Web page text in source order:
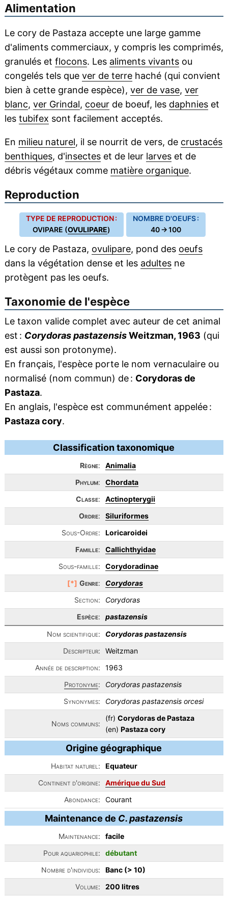
Alimentation
Le cory de Pastaza accepte une large gamme
d'aliments commerciaux, y compris les comprimés,
granulés et flocons. Les aliments vivantsou
congelés tels que ver de terrehaché (qui convient
bien à cette grande espèce), ver de vase, ver
blanc, ver Grindal, coeurde boeuf, les daphnieset
les tubifex sont facilement acceptés.
En milieu naturel, il se nourrit de vers, de crustacés
benthiques, d'insecteset de leur larveset de
débris végétaux comme matière organique.
Reproduction
TYPE DE REPRODUCTION :
OVIPARE (OVULIPARE)
NOMBRE D'OEUFS :
40 → 100
Le cory de Pastaza, ovulipare, pond des oeufs
dans la végétation dense et les adultesne
protègent pas les oeufs.
Taxonomie de l'espèce
Le taxon valide complet avec auteur de cet animal
est : Corydoras pastazensisWeitzman, 1963 (qui
est aussi son protonyme).
En français, l'espèce porte le nom vernaculaire ou
normalisé (nom commun) de : Corydoras de
Pastaza.
En anglais, l'espèce est communément appelée :
Pastaza cory.
Classification taxonomique
Règne:
Animalia
Phylum:
Chordata
Classe:
Actinopterygii
Ordre:
Siluriformes
Sous-Ordre:
Loricaroidei
Famille:
Callichthyidae
Sous-famille:
Corydoradinae
[*] Genre:
Corydoras
Section:
Corydoras
Espèce:
pastazensis
Nom scientifique:
Corydoras pastazensis
Descripteur:
Weitzman
Année de description:
1963
Protonyme:
Corydoras pastazensis
Synonymes:
Corydoras pastazensis orcesi
Noms communs:
(fr) Corydoras de Pastaza
(en) Pastaza cory
Origine géographique
Habitat naturel:
Equateur
Continent d'origine:
Amérique du Sud
Abondance:
Courant
Maintenance de C. pastazensis
Maintenance:
facile
Pour aquariophile:
débutant
Nombre d'individus:
Banc (> 10)
Volume:
200 litres